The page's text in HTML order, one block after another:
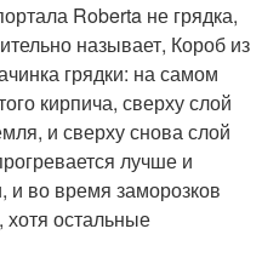
Roberta не грядка,
называет, Короб из
грядки: на самом
кирпича, сверху слой
и сверху снова слой
лучше и
и во время заморозков
остальные